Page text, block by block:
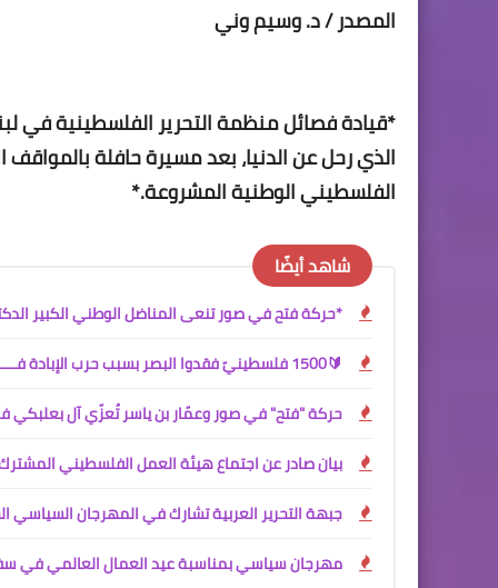
المصدر / د. وسيم وني
*قيادة فصائل منظمة التحرير الفلسطينية في
الذي رحل عن الدنيا، بعد مسيرة حافلة
الفلسطيني الوطنية المشروعة.*
شاهد أيضًا
*حركة فتح في صور تنعى المناضل الوطني الكبير
🔰1500 فلسطينيّ فقدوا البصر بسبب حرب الإبادة فــــــــي غزة!
حركة "فتح" في صور وعمّار بن ياسر تُعزّي آل بعلبكي
بيان صادر عن اجتماع هيئة العمل الفلسطيني
جبهة التحرير العربية تشارك في المهرجان
مهرجان سياسي بمناسبة عيد العمال العالمي في